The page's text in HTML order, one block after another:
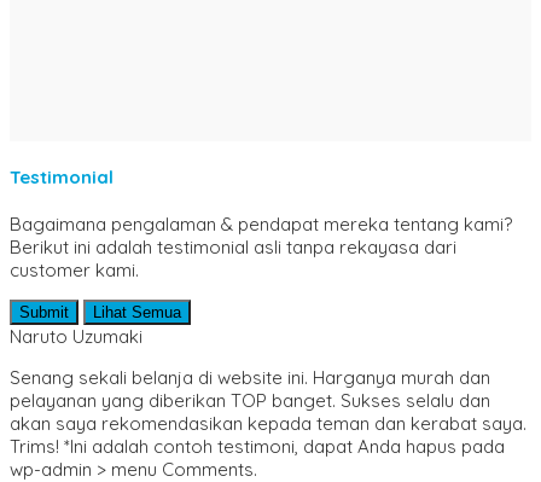
Puisi
Sains & Teknologi
SD/ MI
Sejarah & Biografi
Seni & Bahasa Sastra
SMA/ MA
SMP/ MTS
Sosial dan Budaya
Teknik Sipil
Umum & Populer
Testimonial
Bagaimana pengalaman & pendapat mereka tentang kami?
Berikut ini adalah testimonial asli tanpa rekayasa dari
customer kami.
Submit Lihat Semua
Naruto Uzumaki
Senang sekali belanja di website ini. Harganya murah dan
pelayanan yang diberikan TOP banget. Sukses selalu dan
akan saya rekomendasikan kepada teman dan kerabat saya.
Trims! *Ini adalah contoh testimoni, dapat Anda hapus pada
wp-admin > menu Comments.